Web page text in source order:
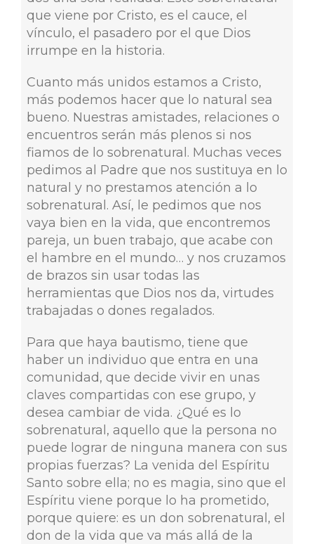
que viene por Cristo, es el cauce, el
vínculo, el pasadero por el que Dios
irrumpe en la historia.
Cuanto más unidos estamos a Cristo,
más podemos hacer que lo natural sea
bueno. Nuestras amistades, relaciones o
encuentros serán más plenos si nos
fiamos de lo sobrenatural. Muchas veces
pedimos al Padre que nos sustituya en lo
natural y no prestamos atención a lo
sobrenatural. Así, le pedimos que nos
vaya bien en la vida, que encontremos
pareja, un buen trabajo, que acabe con
el hambre en el mundo… y nos cruzamos
de brazos sin usar todas las
herramientas que Dios nos da, virtudes
trabajadas o dones regalados.
Para que haya bautismo, tiene que
haber un individuo que entra en una
comunidad, que decide vivir en unas
claves compartidas con ese grupo, y
desea cambiar de vida. ¿Qué es lo
sobrenatural, aquello que la persona no
puede lograr de ninguna manera con sus
propias fuerzas? La venida del Espíritu
Santo sobre ella; no es magia, sino que el
Espíritu viene porque lo ha prometido,
porque quiere: es un don sobrenatural, el
don de la vida que va más allá de la